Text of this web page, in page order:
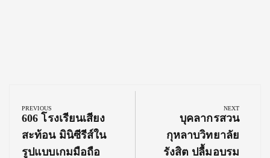
navigation
PREVIOUS
Previous
Post:
606 โรงเรียนเสียง
สะท้อน มินิซีรีส์ใน
รูปแบบเกมมือถือ
NEXT
Next
Post:
บุคลากรสวน
กุหลาบวิทยาลัย
รังสิต ปลื้มอบรม